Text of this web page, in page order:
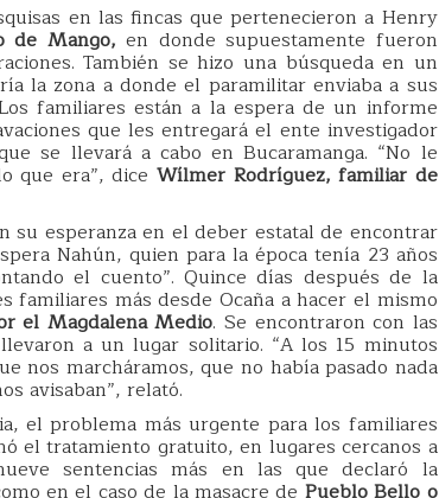
en las fincas que pertenecieron a Henry
de Mango, en donde supuestamente fueron
También se hizo una búsqueda en un
la zona a donde el paramilitar enviaba a sus
familiares están a la espera de un informe
que les entregará el ente investigador
se llevará a cabo en Bucaramanga. “No le
que era”, diceWílmer Rodríguez, familiar de
su esperanza en el deber estatal de encontrar
Nahún, quien para la época tenía 23 años
el cuento”. Quince días después de la
familiares más desde Ocaña a hacer el mismo
el Magdalena Medio. Se encontraron con las
a un lugar solitario. “A los 15 minutos
nos marcháramos, que no había pasado nada
avisaban”, relató.
el problema más urgente para los familiares
el tratamiento gratuito, en lugares cercanos a
sentencias más en las que declaró la